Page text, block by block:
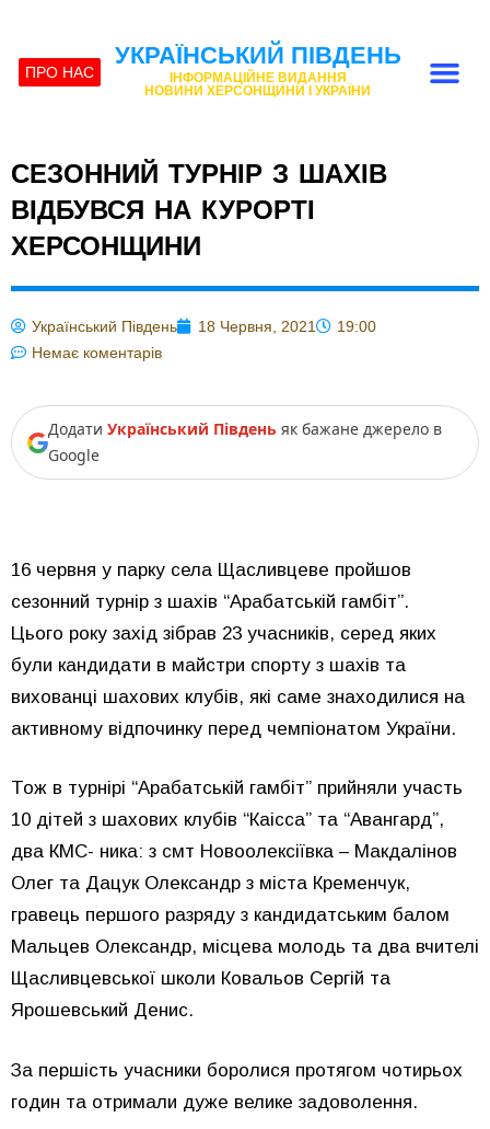
ПРО НАС
УКРАЇНСЬКИЙ ПІВДЕНЬ
ІНФОРМАЦІЙНЕ ВИДАННЯ
НОВИНИ ХЕРСОНЩИНИ І УКРАЇНИ
СЕЗОННИЙ ТУРНІР З ШАХІВ
ВІДБУВСЯ НА КУРОРТІ
ХЕРСОНЩИНИ
Український Південь 18 Червня, 2021
19:00
Немає коментарів
Додати Український Південь як бажане джерело в
Google
16 червня у парку села Щасливцеве пройшов
сезонний турнір з шахів “Арабатській гамбіт”.
Цього року захід зібрав 23 учасників, серед яких
були кандидати в майстри спорту з шахів та
вихованці шахових клубів, які саме знаходилися на
активному відпочинку перед чемпіонатом України.
Тож в турнірі “Арабатській гамбіт” прийняли участь
10 дітей з шахових клубів “Каісса” та “Авангард”,
два КМС- ника: з смт Новоолексіївка – Макдалінов
Олег та Дацук Олександр з міста Кременчук,
гравець першого разряду з кандидатським балом
Мальцев Олександр, місцева молодь та два вчителі
Щасливцевської школи Ковальов Сергій та
Ярошевський Денис.
За першість учасники боролися протягом чотирьох
годин та отримали дуже велике задоволення.